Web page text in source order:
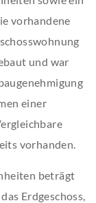
vorhandene
und war
einer
vorhanden.
beträgt
Erdgeschoss,